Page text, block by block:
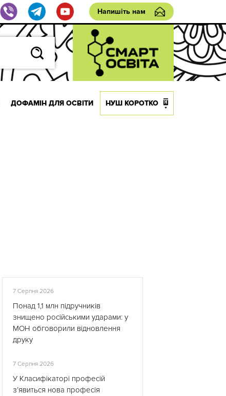
Напишіть нам
ДОФАМІН ДЛЯ ОСВІТИ НУШ КОРОТКО
7 Серпня 2026
Понад 1,1 млн підручників
знищено російськими ударами: у
МОН обговорили відновлення
друку
7 Серпня 2026
У Класифікаторі професій
з’явиться нова професія